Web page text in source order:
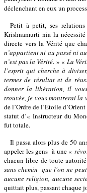
déclenchant en eux un
Petit à petit, ses relations
Krishnamurti nia la
directe vers la Vérité que
n’appartient ni au passé ni
n’est pas la Vérité. » « La
l’esprit qui cherche à
termes de résultat et de
donner la libération, il
trouvée, je vous montrerai la
de l’Ordre de l’Etoile
statut d’« Instructeur du
fut totale.
Il passa alors plus de 50
appeler les gens à une «
chacun libre de toute
sans chemin que l'on ne
aucune religion, aucune
quittait plus, passant chaque